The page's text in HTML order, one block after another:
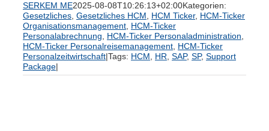
SERKEM ME2025-08-08T10:26:13+02:00Kategorien:
Gesetzliches Gesetzliches HCM HCM Ticker, HCM-Ticker
Organisationsmanagement HCM-Ticker
Personalabrechnung
HCM-Ticker Personaladministration
HCM-Ticker Personalreisemanagement HCM-Ticker
Personalzeitwirtschaft|Tags: HCM HR SAP, SP, Support
Package|